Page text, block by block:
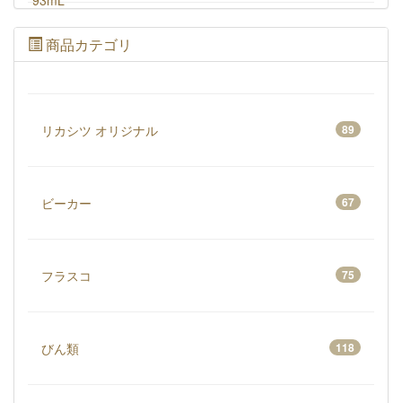
IWAKI 試験管 93mL (リムなし) 30X200mm
9820TST30NP
商品カテゴリ
リカシツ オリジナル 89
ビーカー 67
フラスコ 75
びん類 118